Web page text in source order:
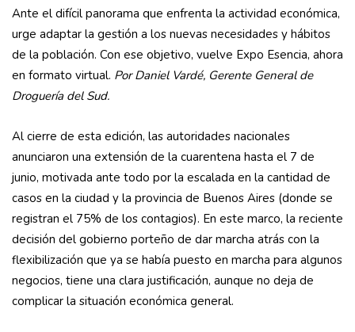
Ante el difícil panorama que enfrenta la actividad económica,
urge adaptar la gestión a los nuevas necesidades y hábitos
de la población. Con ese objetivo, vuelve Expo Esencia, ahora
en formato virtual. Por Daniel Vardé, Gerente General de
Droguería del Sud.
Al cierre de esta edición, las auto­ridades nacionales
anunciaron una extensión de la cuarentena hasta el 7 de
junio, motivada ante todo por la escalada en la cantidad de
casos en la ciudad y la provincia de Buenos Aires (donde se
registran el 75% de los conta­gios). En este marco, la reciente
decisión del gobierno porteño de dar marcha atrás con la
flexibilización que ya se había pues­to en marcha para algunos
negocios, tiene una clara justificación, aunque no deja de
complicar la situación económica general.